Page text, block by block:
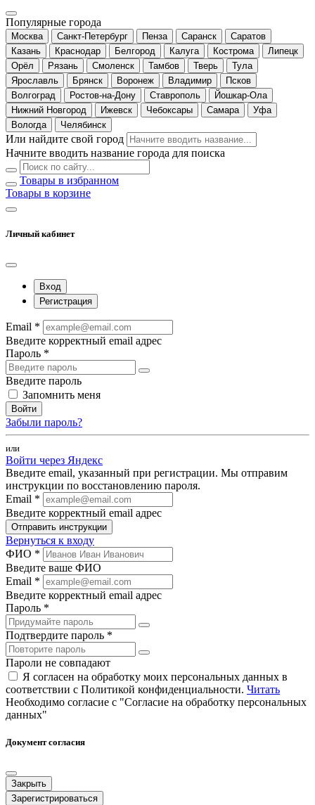
Популярные города
Москва Санкт-Петербург Пенза Саранск
Саратов
Казань
Краснодар Белгород Калуга Кострома
Липецк
Орёл
Рязань Смоленск Тамбов Тверь
Тула
Ярославль
Брянск Воронеж Владимир
Псков
Волгоград
Ростов-на-Дону Ставрополь
Йошкар-Ола
Нижний Новгород
Ижевск Чебоксары Самара
Уфа
Вологда
Челябинск
Или найдите свой город
Начните вводить название города для поиска
Товары в избранном
Товары в корзине
Личный кабинет
Вход
Регистрация
Email *
Введите корректный email адрес
Пароль *
Введите пароль
Запомнить меня
Войти
Забыли пароль?
или
Войти через Яндекс
Введите email, указанный при регистрации. Мы отправим
инструкции по восстановлению пароля.
Email *
Введите корректный email адрес
Отправить инструкции
Вернуться к входу
ФИО *
Введите ваше ФИО
Email *
Введите корректный email адрес
Пароль *
Подтвердите пароль *
Пароли не совпадают
Я согласен на обработку моих персональных данных в
соответствии с Политикой конфиденциальности. Читать
Необходимо согласие с "Согласие на обработку персональных
данных"
Документ согласия
Закрыть
Зарегистрироваться